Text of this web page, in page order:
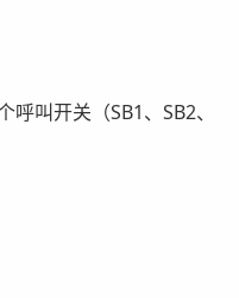
叫开关（SB1、SB2、